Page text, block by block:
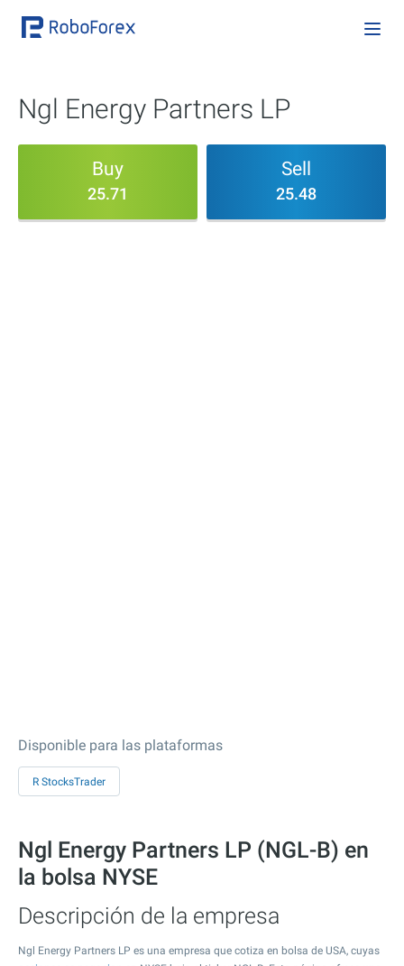
Ngl Energy Partners LP
Buy
25.71
Sell
25.48
Disponible para las plataformas
R StocksTrader
Ngl Energy Partners LP (NGL-B) en
la bolsa NYSE
Descripción de la empresa
Ngl Energy Partners LP es una empresa que cotiza en bolsa de USA, cuyas